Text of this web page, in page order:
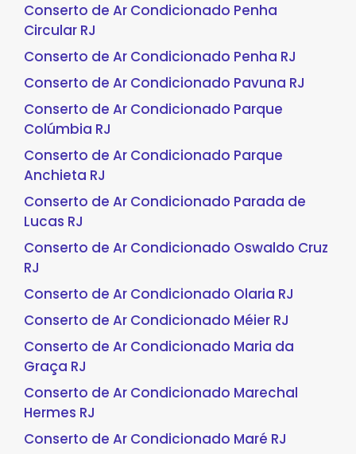
Conserto de Ar Condicionado Penha
Circular RJ
Conserto de Ar Condicionado Penha RJ
Conserto de Ar Condicionado Pavuna RJ
Conserto de Ar Condicionado Parque
Colúmbia RJ
Conserto de Ar Condicionado Parque
Anchieta RJ
Conserto de Ar Condicionado Parada de
Lucas RJ
Conserto de Ar Condicionado Oswaldo Cruz
RJ
Conserto de Ar Condicionado Olaria RJ
Conserto de Ar Condicionado Méier RJ
Conserto de Ar Condicionado Maria da
Graça RJ
Conserto de Ar Condicionado Marechal
Hermes RJ
Conserto de Ar Condicionado Maré RJ